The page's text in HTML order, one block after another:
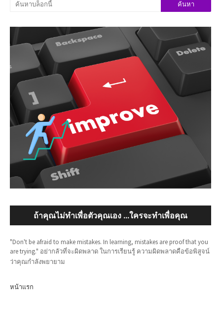
ถ้าคุณไม่ทำเพื่อตัวคุณเอง ...ใครจะทำเพื่อคุณ
"Don't be afraid to make mistakes. In learning, mistakes are proof that you
are trying." อย่ากลัวที่จะผิดพลาด ในการเรียนรู้ ความผิดพลาดคือข้อพิสูจน์
ว่าคุณกำลังพยายาม
หน้าแรก